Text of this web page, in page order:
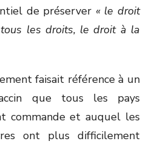
de préserver « le droit
les droits, le droit à la
faisait référence à un
que tous les pays
commande et auquel les
ont plus difficilement